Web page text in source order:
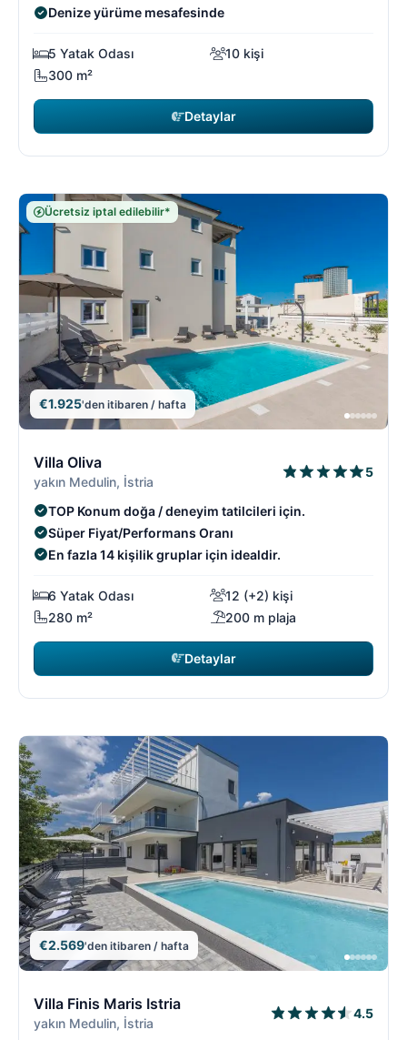
Denize yürüme mesafesinde
5 Yatak Odası
10 kişi
300 m²
Detaylar
Ücretsiz iptal edilebilir*
€1.925'den itibaren / hafta
Villa Oliva
yakın Medulin, İstria
5
TOP Konum doğa / deneyim tatilcileri için.
Süper Fiyat/Performans Oranı
En fazla 14 kişilik gruplar için idealdir.
6 Yatak Odası
12 (+2) kişi
280 m²
200 m plaja
Detaylar
€2.569'den itibaren / hafta
Villa Finis Maris Istria
yakın Medulin, İstria
4.5